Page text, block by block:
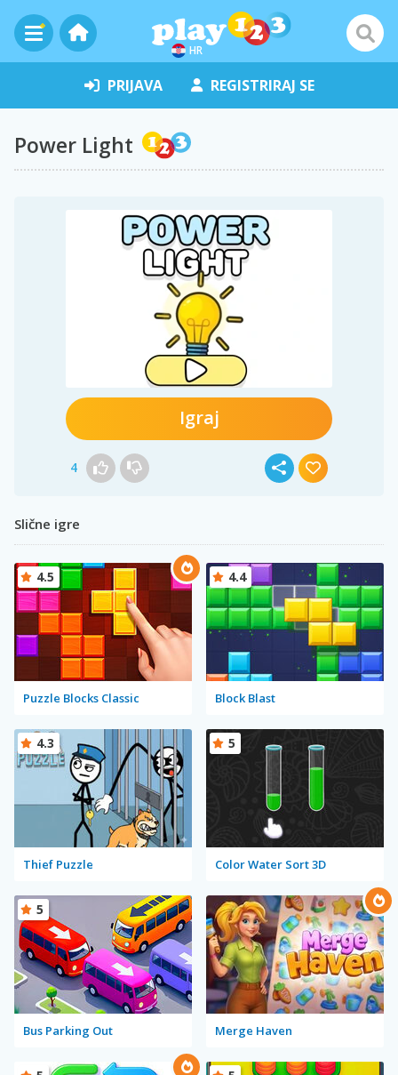
HR
PRIJAVA REGISTRIRAJ SE
Power Light
Igraj
4
Slične igre
Puzzle Blocks Classic
4.5
Block Blast
4.4
Thief Puzzle
4.3
Color Water Sort 3D
5
Bus Parking Out
5
Merge Haven